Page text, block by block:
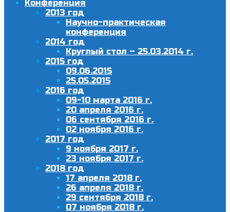
Конференция
2013 год
Научно-практическая
конференция
2014 год
Круглый стол – 25.03.2014 г.
2015 год
09.06.2015
25.05.2015
2016 год
09-10 марта 2016 г.
20 апреля 2016 г.
06 сентября 2016 г.
02 ноября 2016 г.
2017 год
9 ноября 2017 г.
23 ноября 2017 г.
2018 год
17 апреля 2018 г.
26 апреля 2018 г.
29 сентября 2018 г.
07 ноября 2018 г.